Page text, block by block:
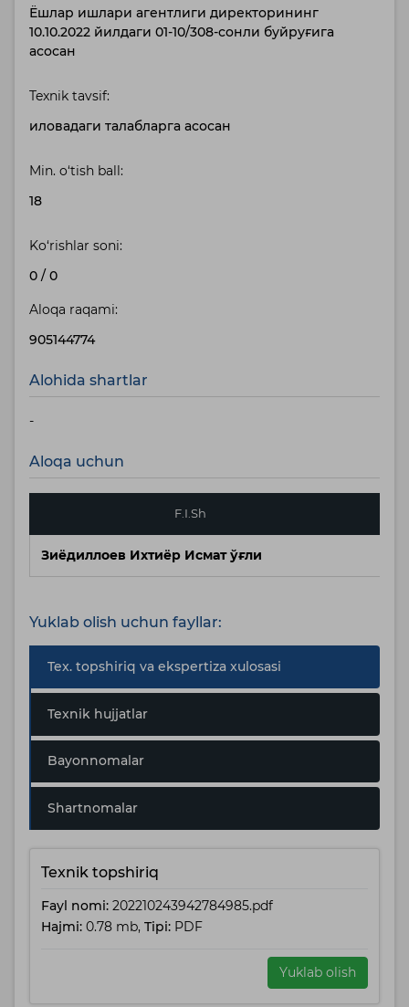
Ёшлар ишлари агентлиги директорининг
10.10.2022 йилдаги 01-10/308-сонли буйруғига
асосан
Texnik tavsif:
иловадаги талабларга асосан
Min. o‘tish ball:
18
Ko‘rishlar soni:
0 / 0
Aloqa raqami:
905144774
Alohida shartlar
-
Aloqa uchun
F.I.Sh
Зиёдиллоев Ихтиёр Исмат ўғли
Yuklab olish uchun fayllar:
Tex. topshiriq va ekspertiza xulosasi
Texnik hujjatlar
Bayonnomalar
Shartnomalar
Texnik topshiriq
Fayl nomi: 202210243942784985.pdf
Hajmi: 0.78 mb, Tipi: PDF
Yuklab olish